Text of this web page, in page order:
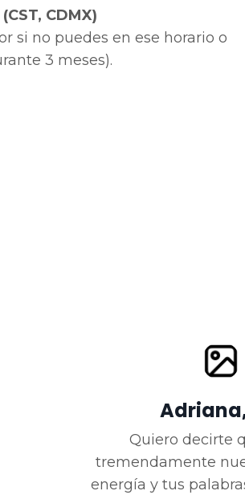
CDMX)
si no puedes en ese horario o
3 meses).
Quiero decirte
tremendamente
energía y tus